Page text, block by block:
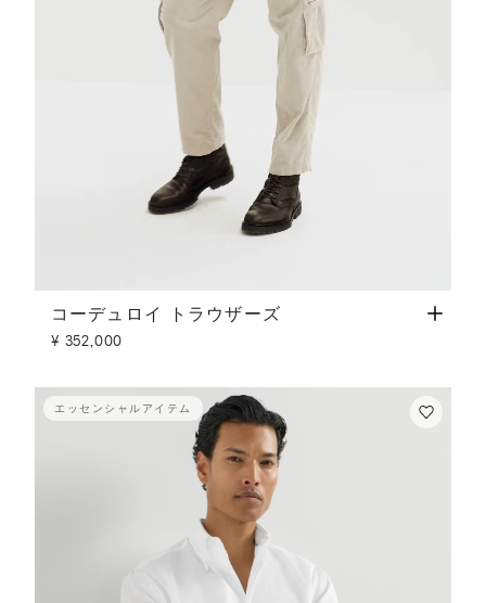
コーデュロイ トラウザーズ ホワイト
コーデュロイ トラウザーズ
¥ 352,000
エッセンシャルアイテム